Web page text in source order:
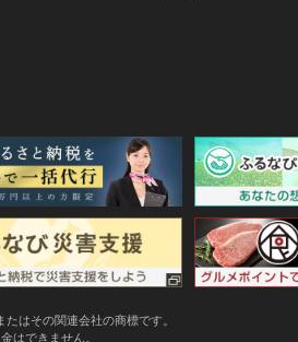
はその関連会社の商標です。
はできません。